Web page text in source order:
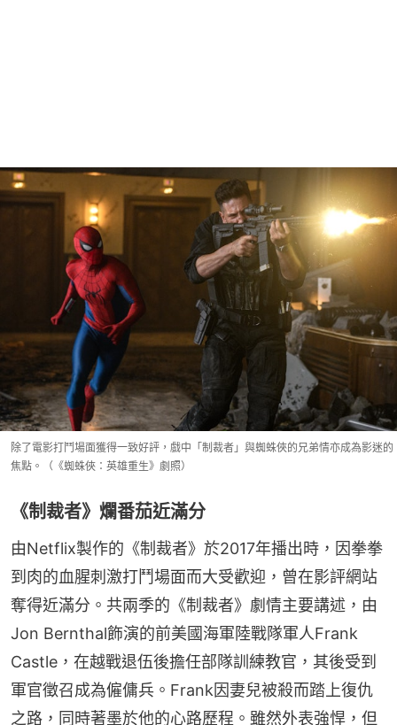
除了電影打鬥場面獲得一致好評，戲中「制裁者」與蜘蛛俠的兄弟情亦成為影迷的
焦點。（《蜘蛛俠：英雄重生》劇照）
《制裁者》爛番茄近滿分
由Netflix製作的《制裁者》於2017年播出時，因拳拳
到肉的血腥刺激打鬥場面而大受歡迎，曾在影評網站
奪得近滿分。共兩季的《制裁者》劇情主要講述，由
Jon Bernthal飾演的前美國海軍陸戰隊軍人Frank
Castle，在越戰退伍後擔任部隊訓練教官，其後受到
軍官徵召成為僱傭兵。Frank因妻兒被殺而踏上復仇
之路，同時著墨於他的心路歷程。雖然外表強悍，但